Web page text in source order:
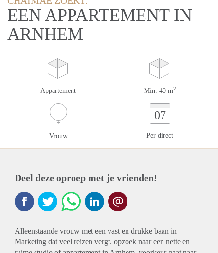
EEN APPARTEMENT IN
ARNHEM
Appartement Min. 40 m2
Vrouw
07
Per direct
Deel deze oproep met je vrienden!
Alleenstaande vrouw met een vast en drukke baan in
Marketing dat veel reizen vergt. opzoek naar een nette en